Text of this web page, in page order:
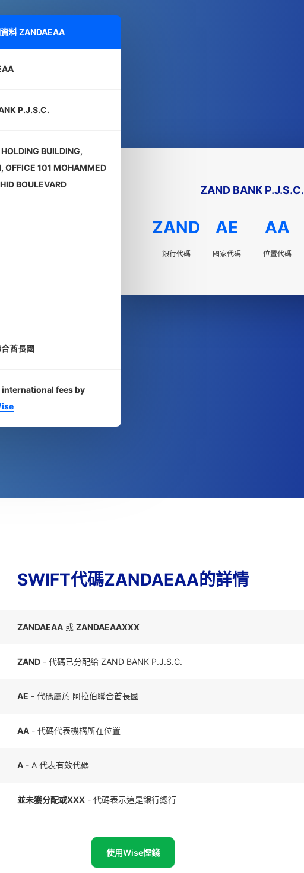
料ZANDAEAA
P.J.S.C.
BUILDING,
OFFICE 101 MOHAMMED
BOULEVARD
酋長國
international fees by
ZAND BANK P.J.S.C.
ZAND
銀行代碼
AE
國家代碼
AA
位置代碼
SWIFT代碼ZANDAEAA的詳情
ZANDAEAA 或 ZANDAEAAXXX
ZAND - 代碼已分配給 ZAND BANK P.J.S.C.
AE - 代碼屬於 阿拉伯聯合酋長國
AA - 代碼代表機構所在位置
A - A 代表有效代碼
並未獲分配或XXX - 代碼表示這是銀行總行
使用Wise慳錢